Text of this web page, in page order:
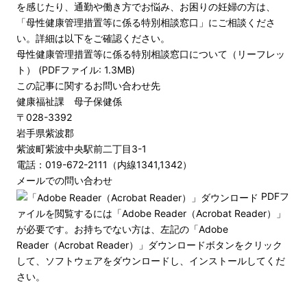
を感じたり、通勤や働き方でお悩み、お困りの妊婦の方は、
「母性健康管理措置等に係る特別相談窓口」にご相談くださ
い。詳細は以下をご確認ください。
母性健康管理措置等に係る特別相談窓口について（リーフレッ
ト） (PDFファイル: 1.3MB)
この記事に関するお問い合わせ先
健康福祉課 母子保健係
〒028-3392
岩手県紫波郡
紫波町紫波中央駅前二丁目3-1
電話：019-672-2111（内線1341,1342）
メールでの問い合わせ
PDFフ
ァイルを閲覧するには「Adobe Reader（Acrobat Reader）」
が必要です。お持ちでない方は、左記の「Adobe
Reader（Acrobat Reader）」ダウンロードボタンをクリック
して、ソフトウェアをダウンロードし、インストールしてくだ
さい。